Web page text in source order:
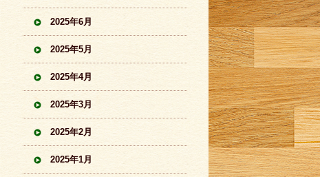
2025年6月
2025年5月
2025年4月
2025年3月
2025年2月
2025年1月